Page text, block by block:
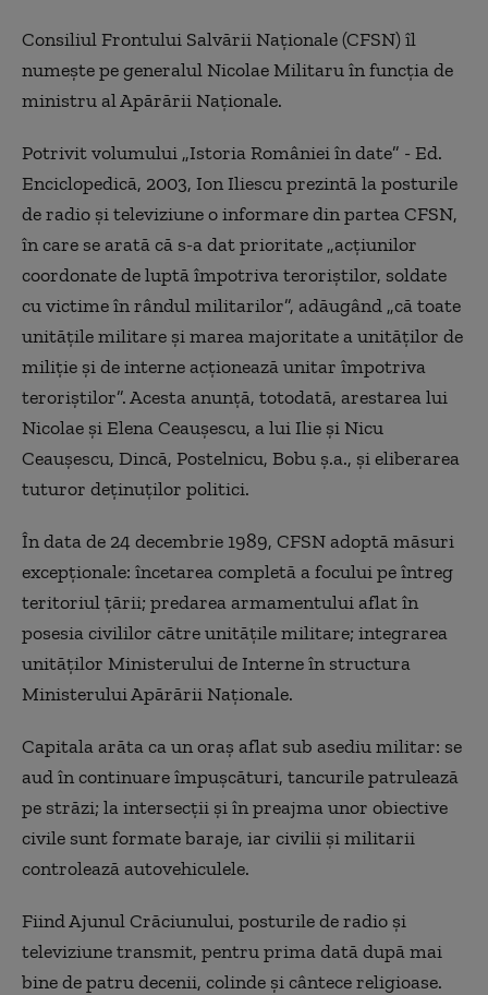
Consiliul Frontului Salvării Naţionale (CFSN) îl
numeşte pe generalul Nicolae Militaru în funcţia de
ministru al Apărării Naţionale.
Potrivit volumului „Istoria României în date” - Ed.
Enciclopedică, 2003, Ion Iliescu prezintă la posturile
de radio şi televiziune o informare din partea CFSN,
în care se arată că s-a dat prioritate „acţiunilor
coordonate de luptă împotriva teroriştilor, soldate
cu victime în rândul militarilor”, adăugând „că toate
unităţile militare şi marea majoritate a unităţilor de
miliţie şi de interne acţionează unitar împotriva
teroriştilor”. Acesta anunţă, totodată, arestarea lui
Nicolae şi Elena Ceauşescu, a lui Ilie şi Nicu
Ceauşescu, Dincă, Postelnicu, Bobu ş.a., şi eliberarea
tuturor deţinuţilor politici.
În data de 24 decembrie 1989, CFSN adoptă măsuri
excepţionale: încetarea completă a focului pe întreg
teritoriul ţării; predarea armamentului aflat în
posesia civililor către unităţile militare; integrarea
unităţilor Ministerului de Interne în structura
Ministerului Apărării Naţionale.
Capitala arăta ca un oraş aflat sub asediu militar: se
aud în continuare împuşcături, tancurile patrulează
pe străzi; la intersecţii şi în preajma unor obiective
civile sunt formate baraje, iar civilii şi militarii
controlează autovehiculele.
Fiind Ajunul Crăciunului, posturile de radio şi
televiziune transmit, pentru prima dată după mai
bine de patru decenii, colinde şi cântece religioase.